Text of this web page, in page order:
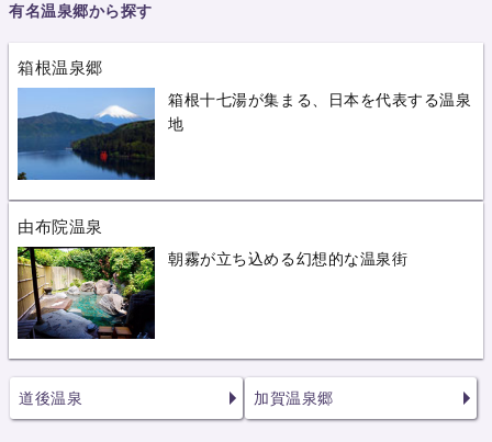
有名温泉郷から探す
箱根温泉郷
箱根十七湯が集まる、日本を代表する温泉
地
由布院温泉
朝霧が立ち込める幻想的な温泉街
道後温泉 加賀温泉郷